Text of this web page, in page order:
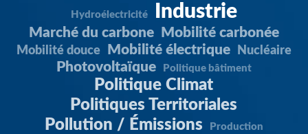
Hydroélectricité Industrie
Marché du carbone Mobilité carbonée
Mobilité douce Mobilité électrique Nucléaire
Photovoltaïque Politique bâtiment
Politique Climat
Politiques Territoriales
Pollution / Émissions
Production